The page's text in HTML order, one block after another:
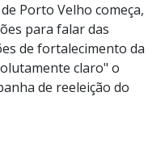
Porto Velho começa,
para falar das
de fortalecimento da
claro" o
de reeleição do